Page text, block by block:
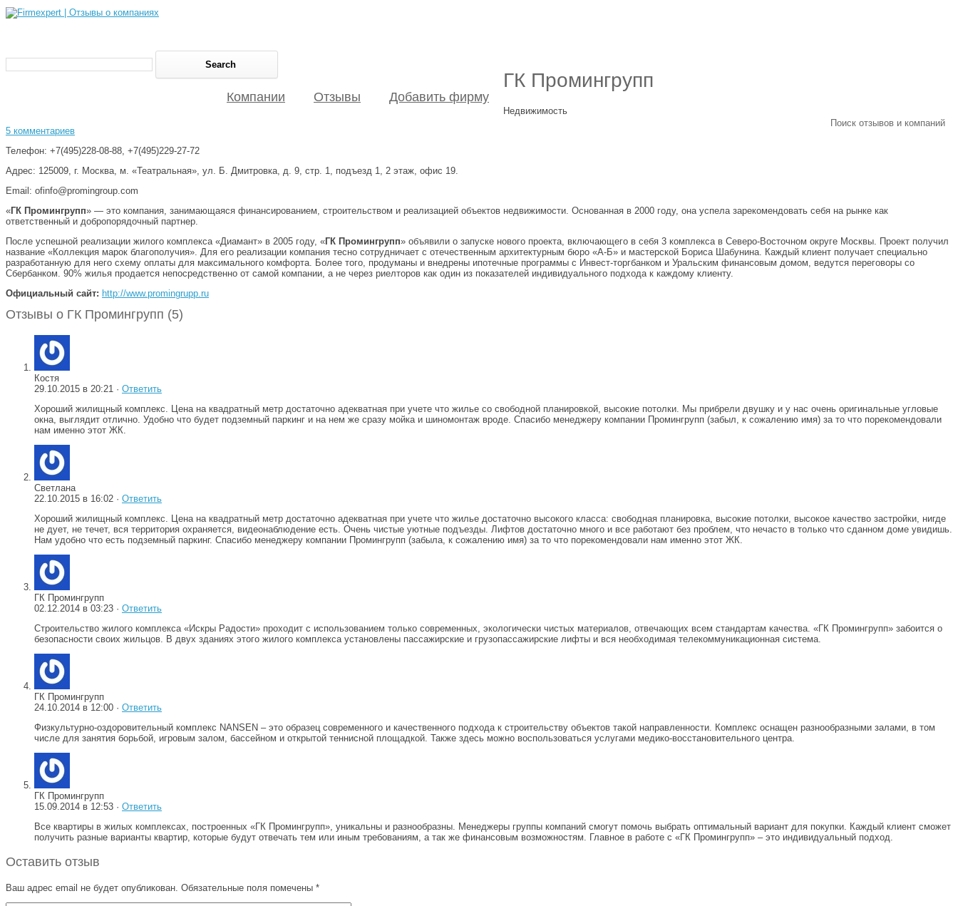
Поиск отзывов и компаний
Компании Отзывы Добавить фирму
ГК Промингрупп
Недвижимость
5 комментариев
Телефон: +7(495)228-08-88, +7(495)229-27-72
Адрес: 125009, г. Москва, м. «Театральная», ул. Б. Дмитровка, д. 9, стр. 1, подъезд 1, 2 этаж, офис 19.
Email: ofinfo@promingroup.com
«ГК Промингрупп» — это компания, занимающаяся финансированием, строительством и реализацией объектов недвижимости. Основанная в 2000 году, она успела зарекомендовать себя на рынке как
ответственный и добропорядочный партнер.
После успешной реализации жилого комплекса «Диамант» в 2005 году, «ГК Промингрупп» объявили о запуске нового проекта, включающего в себя 3 комплекса в Северо-Восточном округе Москвы. Проект получил
название «Коллекция марок благополучия». Для его реализации компания тесно сотрудничает с отечественным архитектурным бюро «А-Б» и мастерской Бориса Шабунина. Каждый клиент получает специально
разработанную для него схему оплаты для максимального комфорта. Более того, продуманы и внедрены ипотечные программы с Инвест-торгбанком и Уральским финансовым домом, ведутся переговоры со
Сбербанком. 90% жилья продается непосредственно от самой компании, а не через риелторов как один из показателей индивидуального подхода к каждому клиенту.
Официальный сайт: http://www.promingrupp.ru
Отзывы о ГК Промингрупп (5)
Костя
29.10.2015 в 20:21 · Ответить
Хороший жилищный комплекс. Цена на квадратный метр достаточно адекватная при учете что жилье со свободной планировкой, высокие потолки. Мы прибрели двушку и у нас очень оригинальные угловые
окна, выглядит отлично. Удобно что будет подземный паркинг и на нем же сразу мойка и шиномонтаж вроде. Спасибо менеджеру компании Промингрупп (забыл, к сожалению имя) за то что порекомендовали
нам именно этот ЖК.
Светлана
22.10.2015 в 16:02 · Ответить
Хороший жилищный комплекс. Цена на квадратный метр достаточно адекватная при учете что жилье достаточно высокого класса: свободная планировка, высокие потолки, высокое качество застройки, нигде
не дует, не течет, вся территория охраняется, видеонаблюдение есть. Очень чистые уютные подъезды. Лифтов достаточно много и все работают без проблем, что нечасто в только что сданном доме увидишь.
Нам удобно что есть подземный паркинг. Спасибо менеджеру компании Промингрупп (забыла, к сожалению имя) за то что порекомендовали нам именно этот ЖК.
ГК Промингрупп
02.12.2014 в 03:23 · Ответить
Строительство жилого комплекса «Искры Радости» проходит с использованием только современных, экологически чистых материалов, отвечающих всем стандартам качества. «ГК Промингрупп» забоится о
безопасности своих жильцов. В двух зданиях этого жилого комплекса установлены пассажирские и грузопассажирские лифты и вся необходимая телекоммуникационная система.
ГК Промингрупп
24.10.2014 в 12:00 · Ответить
Физкультурно-оздоровительный комплекс NANSEN – это образец современного и качественного подхода к строительству объектов такой направленности. Комплекс оснащен разнообразными залами, в том
числе для занятия борьбой, игровым залом, бассейном и открытой теннисной площадкой. Также здесь можно воспользоваться услугами медико-восстановительного центра.
ГК Промингрупп
15.09.2014 в 12:53 · Ответить
Все квартиры в жилых комплексах, построенных «ГК Промингрупп», уникальны и разнообразны. Менеджеры группы компаний смогут помочь выбрать оптимальный вариант для покупки. Каждый клиент сможет
получить разные варианты квартир, которые будут отвечать тем или иным требованиям, а так же финансовым возможностям. Главное в работе с «ГК Промингрупп» – это индивидуальный подход.
Оставить отзыв
Ваш адрес email не будет опубликован. Обязательные поля помечены *